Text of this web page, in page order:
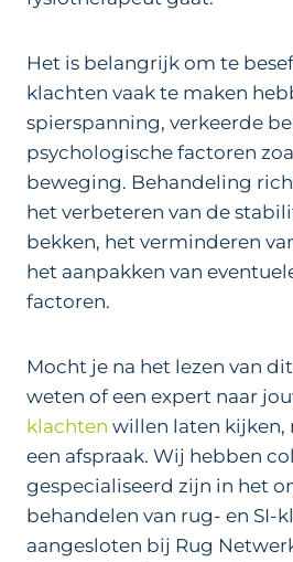
Het is belangrijk om te
klachten vaak te maken
spierspanning, verkeerde
psychologische factoren
beweging. Behandeling
het verbeteren van de
bekken, het verminderen
het aanpakken van
factoren.
Mocht je na het lezen van
weten of een expert naar
klachten willen laten kijken,
een afspraak. Wij hebben
gespecialiseerd zijn in het
behandelen van rug- en SI-
aangesloten bij Rug